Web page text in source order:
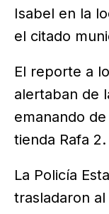
Isabel en la
el citado
El reporte a
alertaban de
emanando
tienda Rafa 2.
La Policía
trasladaron